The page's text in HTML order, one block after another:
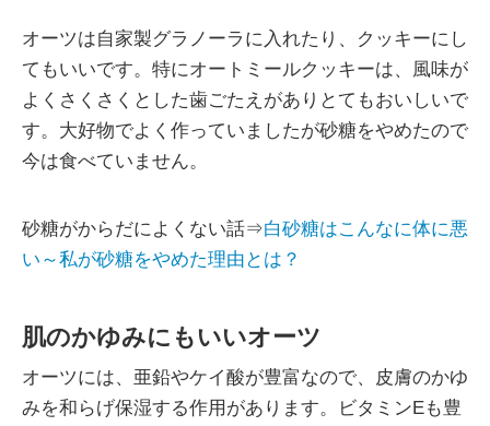
オーツは自家製グラノーラに入れたり、クッキーにし
てもいいです。特にオートミールクッキーは、風味が
よくさくさくとした歯ごたえがありとてもおいしいで
す。大好物でよく作っていましたが砂糖をやめたので
今は食べていません。
砂糖がからだによくない話⇒白砂糖はこんなに体に悪
い～私が砂糖をやめた理由とは？
肌のかゆみにもいいオーツ
オーツには、亜鉛やケイ酸が豊富なので、皮膚のかゆ
みを和らげ保湿する作用があります。ビタミンEも豊